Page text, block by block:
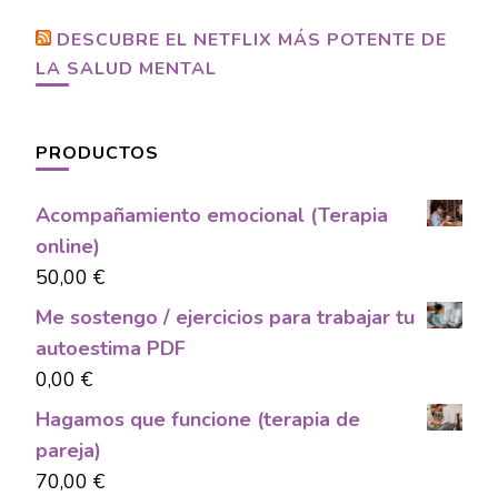
DESCUBRE EL NETFLIX MÁS POTENTE DE
LA SALUD MENTAL
PRODUCTOS
Acompañamiento emocional (Terapia
online)
50,00 €
Me sostengo / ejercicios para trabajar tu
autoestima PDF
0,00 €
Hagamos que funcione (terapia de
pareja)
70,00 €